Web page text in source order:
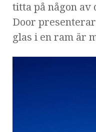
titta på någon av
Door
glas i en ram är